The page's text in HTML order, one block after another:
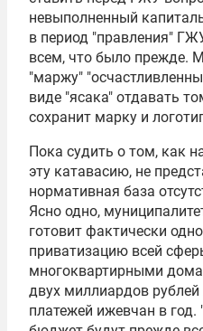
невыполненный
в период "правления"
всем, что было прежде.
"маржу"
виде "ясака" отдавать
сохранит марку и
Пока судить о том, как
эту катавасию, не
нормативная база
Ясно одно,
готовит фактически
приватизацию всей
многоквартирными
двух миллиардов
платежей ижевчан в год.